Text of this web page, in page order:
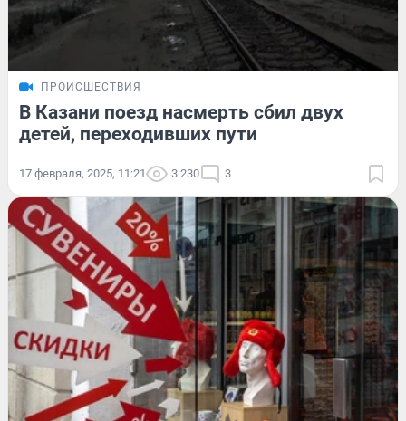
ПРОИСШЕСТВИЯ
В Казани поезд насмерть сбил двух
детей, переходивших пути
17 февраля, 2025, 11:21 3 230 3